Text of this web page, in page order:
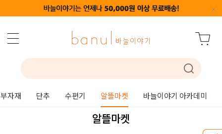
부자재 단추 수편기 알뜰마켓 바늘이야기 아카데미
알뜰마켓